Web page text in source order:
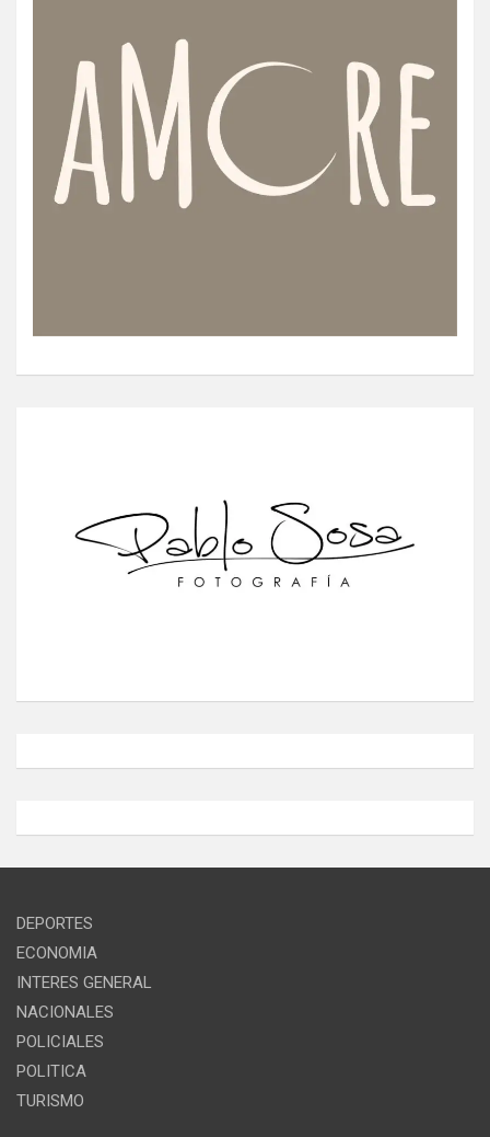
DEPORTES
ECONOMIA
INTERES GENERAL
NACIONALES
POLICIALES
POLITICA
TURISMO